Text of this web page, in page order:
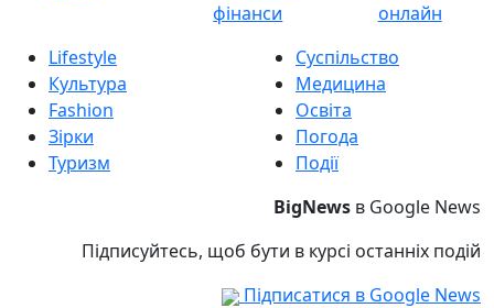
фінанси
онлайн
Lifestyle
Культура
Fashion
Зірки
Туризм
Суспільство
Медицина
Освіта
Погода
Події
BigNews в Google News
Підписуйтесь, щоб бути в курсі останніх подій
Підписатися в Google News